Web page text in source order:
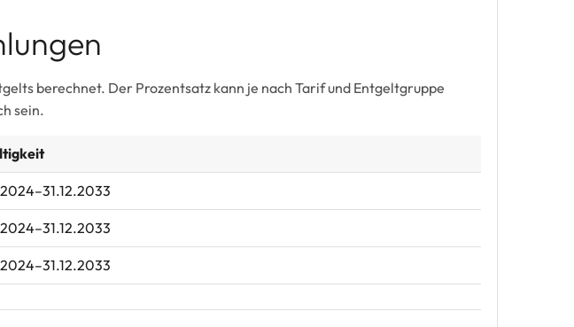
berechnet. Der Prozentsatz kann je nach Tarif und Entgeltgruppe
sein.